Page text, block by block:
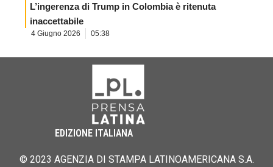
L’ingerenza di Trump in Colombia è ritenuta
inaccettabile
4 Giugno 2026 05:38
EDIZIONE ITALIANA
© 2023 AGENZIA DI STAMPA LATINOAMERICANA S.A.